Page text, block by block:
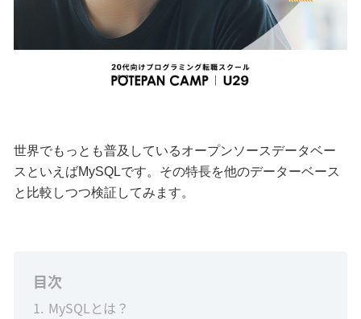
世界でもっとも普及しているオープンソースデータベー
スといえばMySQLです。その特長を他のデーターベース
と比較しつつ検証してみます。
目次
1 MySQLとは？